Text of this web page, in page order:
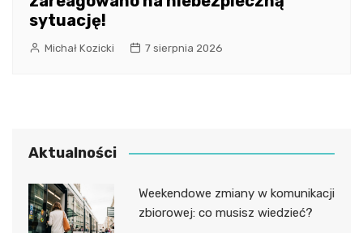
sytuację!
Michał Kozicki 7 sierpnia 2026
Aktualności
Weekendowe zmiany w komunikacji
zbiorowej: co musisz wiedzieć?